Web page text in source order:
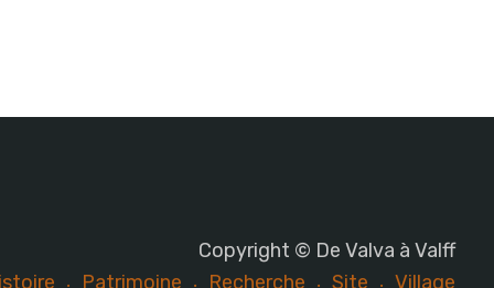
Copyright © De Valva à Valff
Patrimoine Recherche Site Village